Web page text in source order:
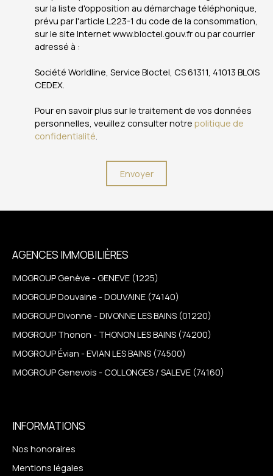
sur la liste d'opposition au démarchage téléphonique,
prévu par l'article L223-1 du code de la consommation,
sur le site Internet www.bloctel.gouv.fr ou par courrier
adressé à :
Société Worldline, Service Bloctel, CS 61311, 41013 BLOIS
CEDEX.
Pour en savoir plus sur le traitement de vos données
personnelles, veuillez consulter notre politique de
confidentialité.
Envoyer
AGENCES IMMOBILIÈRES
IMOGROUP Genève - GENEVE (1225)
IMOGROUP Douvaine - DOUVAINE (74140)
IMOGROUP Divonne - DIVONNE LES BAINS (01220)
IMOGROUP Thonon - THONON LES BAINS (74200)
IMOGROUP Évian - EVIAN LES BAINS (74500)
IMOGROUP Genevois - COLLONGES / SALEVE (74160)
INFORMATIONS
Nos honoraires
Mentions légales